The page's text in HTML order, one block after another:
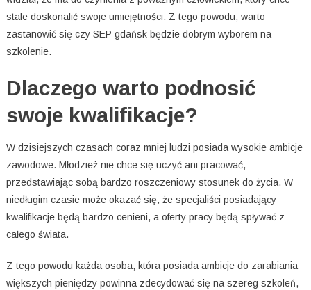
stale doskonalić swoje umiejętności. Z tego powodu, warto
zastanowić się czy SEP gdańsk będzie dobrym wyborem na
szkolenie.
Dlaczego warto podnosić
swoje kwalifikacje?
W dzisiejszych czasach coraz mniej ludzi posiada wysokie ambicje
zawodowe. Młodzież nie chce się uczyć ani pracować,
przedstawiając sobą bardzo roszczeniowy stosunek do życia. W
niedługim czasie może okazać się, że specjaliści posiadający
kwalifikacje będą bardzo cenieni, a oferty pracy będą spływać z
całego świata.
Z tego powodu każda osoba, która posiada ambicje do zarabiania
większych pieniędzy powinna zdecydować się na szereg szkoleń,